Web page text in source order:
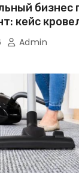
бизнес
кейс
Admin